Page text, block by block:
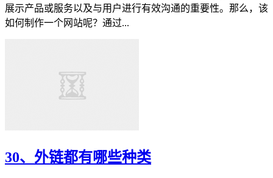
展示产品或服务以及与用户进行有效沟通的重要性。那么，该
如何制作一个网站呢？通过...
30、外链都有哪些种类